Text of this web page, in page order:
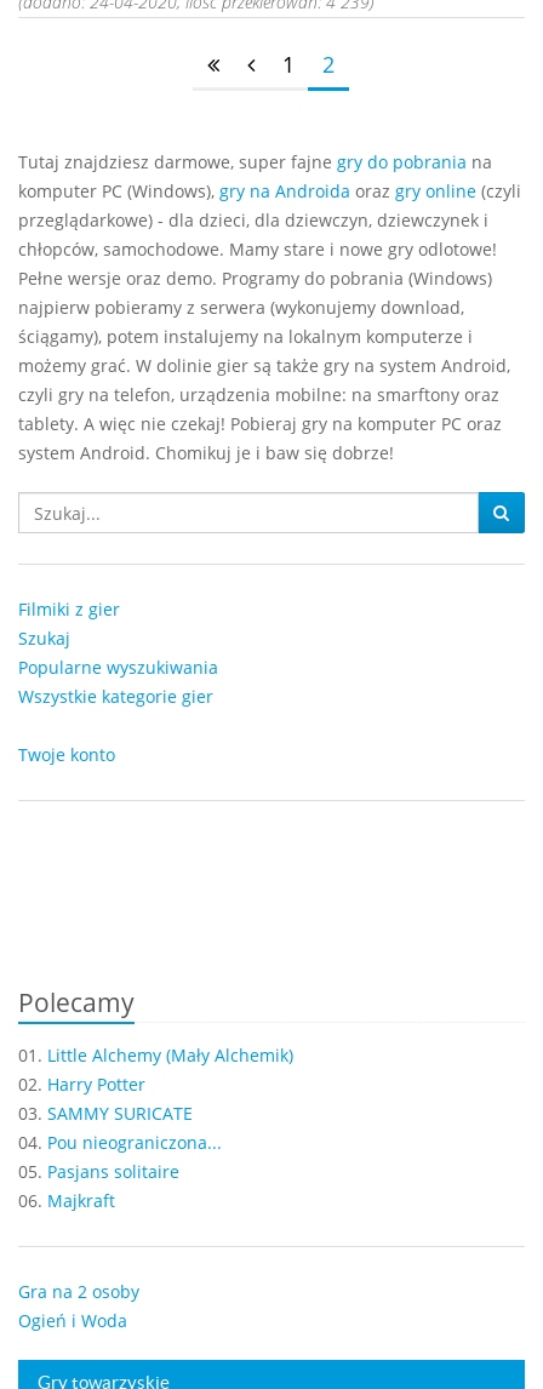
1 2
Tutaj znajdziesz darmowe, super fajne gry do pobrania na
komputer PC (Windows), gry na Androida oraz gry online (czyli
przeglądarkowe) - dla dzieci, dla dziewczyn, dziewczynek i
chłopców, samochodowe. Mamy stare i nowe gry odlotowe!
Pełne wersje oraz demo. Programy do pobrania (Windows)
najpierw pobieramy z serwera (wykonujemy download,
ściągamy), potem instalujemy na lokalnym komputerze i
możemy grać. W dolinie gier są także gry na system Android,
czyli gry na telefon, urządzenia mobilne: na smarftony oraz
tablety. A więc nie czekaj! Pobieraj gry na komputer PC oraz
system Android. Chomikuj je i baw się dobrze!
Filmiki z gier
Szukaj
Popularne wyszukiwania
Wszystkie kategorie gier
Twoje konto
Polecamy
01. Little Alchemy (Mały Alchemik)
02. Harry Potter
03. SAMMY SURICATE
04. Pou nieograniczona...
05. Pasjans solitaire
06. Majkraft
Gra na 2 osoby
Ogień i Woda
Gry towarzyskie